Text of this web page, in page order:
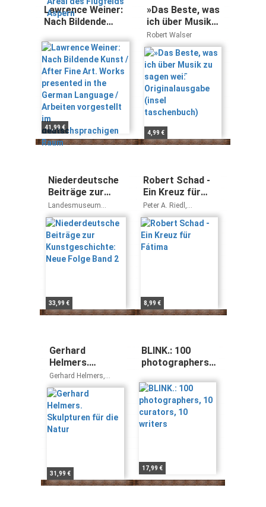
Lawrence Weiner:
Nach Bildende
Art. Works
presented in the
German Language
/ Arbeiten
vorgestellt im
deutschsprachigen
Raum
41,99 €
»Das Beste, was
ich über Musik
zu sagen wei߫:
Originalausgabe
(insel
taschenbuch)
Robert Walser
4,99 €
Niederdeutsche
Beiträge zur
Kunstgeschichte:
Neue Folge Band
2
Landesmuseum
Hannover, Herzog Anton
Ulrich-Museum
Braunschweig,
Landesmuseum für
Kunst und Kultur -
Geschichte Oldenburg,
Stamm
33,99 €
Robert Schad -
Ein Kreuz für
Fátima
Peter A. Riedl,
Alexandros N
Tombazis, José
Barreto
8,99 €
Gerhard
Helmers.
Skulpturen für
die Natur
Gerhard Helmers,
Michael Brater, Klaus
Döll, Ronald Gleich,
Trifan Nedeltschew
31,99 €
BLINK.: 100
photographers,
writers
17,99 €